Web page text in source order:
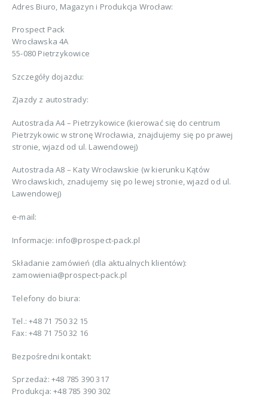
Adres Biuro, Magazyn i Produkcja Wrocław:
Prospect Pack
Wrocławska 4A
55-080 Pietrzykowice
Szczegóły dojazdu:
Zjazdy z autostrady:
Autostrada A4 – Pietrzykowice (kierować się do centrum
Pietrzykowic w stronę Wrocławia, znajdujemy się po prawej
stronie, wjazd od ul. Lawendowej)
Autostrada A8 – Katy Wrocławskie (w kierunku Kątów
Wrocławskich, znadujemy się po lewej stronie, wjazd od ul.
Lawendowej)
e-mail:
Informacje: info@prospect-pack.pl
Składanie zamówień (dla aktualnych klientów):
zamowienia@prospect-pack.pl
Telefony do biura:
Tel.: +48 71 750 32 15
Fax: +48 71 750 32 16
Bezpośredni kontakt:
Sprzedaż: +48 785 390 317
Produkcja: +48 785 390 302